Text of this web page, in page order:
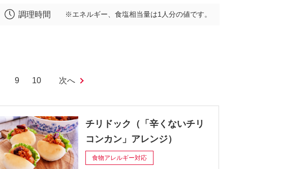
調理時間 ※エネルギー、食塩相当量は1人分の値です。
9 10 次へ
チリドック（「辛くないチリ
コンカン」アレンジ）
食物アレルギー対応